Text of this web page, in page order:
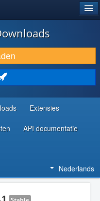
Extensies
API documentatie
Nederlands